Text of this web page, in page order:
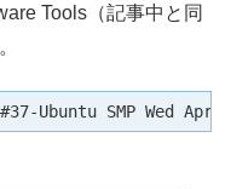
Tools（記事中と同
Ubuntu SMP Wed Apr